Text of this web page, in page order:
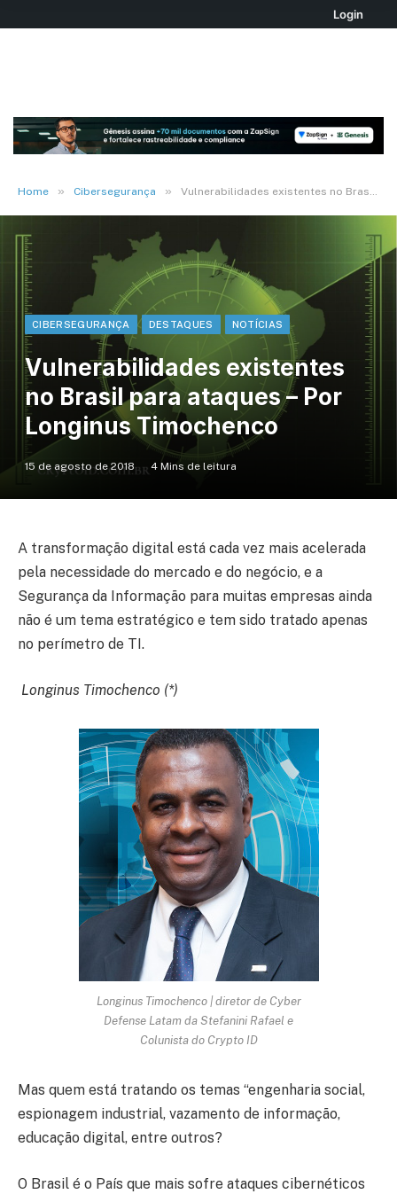
Login
Home » Cibersegurança » Vulnerabilidades existentes no Brasil para ataques – Por Longinus Timochenco
CIBERSEGURANÇA DESTAQUES NOTÍCIAS
Vulnerabilidades existentes
no Brasil para ataques – Por
Longinus Timochenco
15 de agosto de 2018 4 Mins de leitura
A transformação digital está cada vez mais acelerada
pela necessidade do mercado e do negócio, e a
Segurança da Informação para muitas empresas ainda
não é um tema estratégico e tem sido tratado apenas
no perímetro de TI.
Longinus Timochenco (*)
Longinus Timochenco |diretor de Cyber
Defense Latam da Stefanini Rafael e
Colunista do Crypto ID
Mas quem está tratando os temas “engenharia social,
espionagem industrial, vazamento de informação,
educação digital, entre outros?
O Brasil é o País que mais sofre ataques cibernéticos